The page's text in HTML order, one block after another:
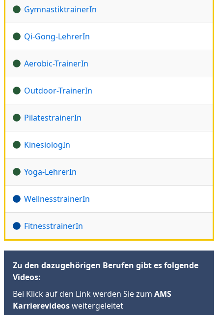
GymnastiktrainerIn
Qi-Gong-LehrerIn
Aerobic-TrainerIn
Outdoor-TrainerIn
PilatestrainerIn
KinesiologIn
Yoga-LehrerIn
WellnesstrainerIn
FitnesstrainerIn
Zu den dazugehörigen Berufen gibt es folgende
Videos:
Bei Klick auf den Link werden Sie zum AMS
Karrierevideosweitergeleitet